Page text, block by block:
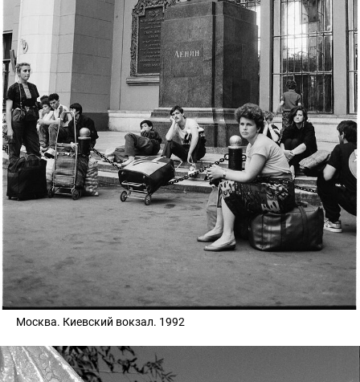
Москва. Киевский вокзал. 1992